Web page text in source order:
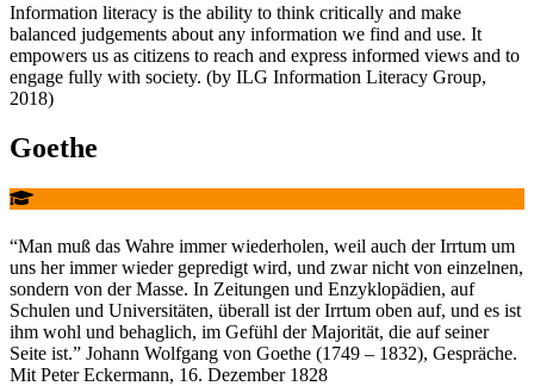
Information literacy is the ability to think critically and make
balanced judgements about any information we find and use. It
empowers us as citizens to reach and express informed views and to
engage fully with society. (by ILG Information Literacy Group,
2018)
Goethe
“Man muß das Wahre immer wiederholen, weil auch der Irrtum um
uns her immer wieder gepredigt wird, und zwar nicht von einzelnen,
sondern von der Masse. In Zeitungen und Enzyklopädien, auf
Schulen und Universitäten, überall ist der Irrtum oben auf, und es ist
ihm wohl und behaglich, im Gefühl der Majorität, die auf seiner
Seite ist.” Johann Wolfgang von Goethe (1749 – 1832), Gespräche.
Mit Peter Eckermann, 16. Dezember 1828